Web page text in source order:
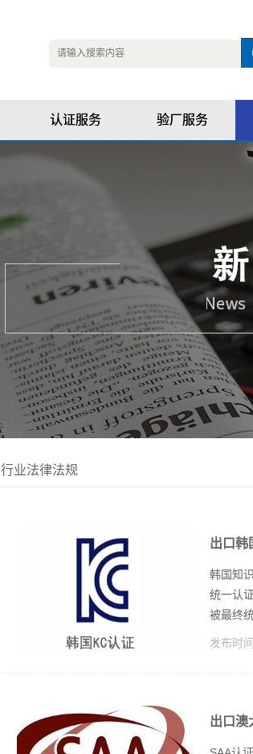
认证服务 验厂服务
行业法律法规
出口韩
韩国知
统一认
被最终
发布时间
出口澳